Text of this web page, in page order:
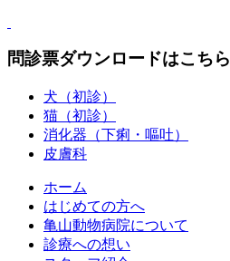
問診票ダウンロードはこちら
犬（初診）
猫（初診）
消化器（下痢・嘔吐）
皮膚科
ホーム
はじめての方へ
亀山動物病院について
診療への想い